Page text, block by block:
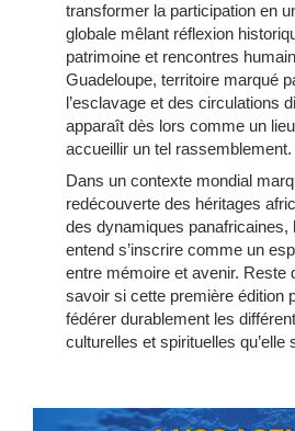
transformer la participation en
globale mêlant réflexion
patrimoine et rencontres
Guadeloupe, territoire marqué
l’esclavage et des circulations
apparaît dès lors comme un
accueillir un tel rassemblement.
Dans un contexte mondial
redécouverte des héritages
des dynamiques panafricaines,
entend s’inscrire comme un
entre mémoire et avenir. Reste
savoir si cette première édition
fédérer durablement les
culturelles et spirituelles qu’elle